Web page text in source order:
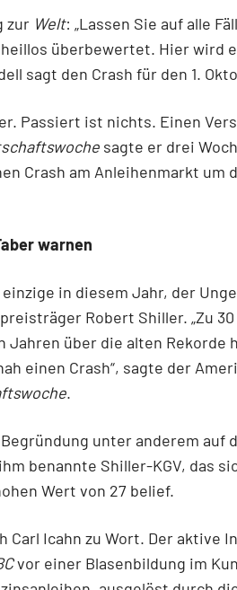
zur Welt: „Lassen Sie auf alle
überbewertet. Hier wird
sagt den Crash für den 1.
Passiert ist nichts. Einen
sagte er drei
Crash am Anleihenmarkt um
warnen
in diesem Jahr, der
Robert Shiller. „Zu
Jahren über die alten Rekorde
einen Crash“, sagte der
.
unter anderem auf
benannte Shiller-KGV, das
Wert von 27 belief.
Carl Icahn zu Wort. Der aktive
vor einer Blasenbildung im